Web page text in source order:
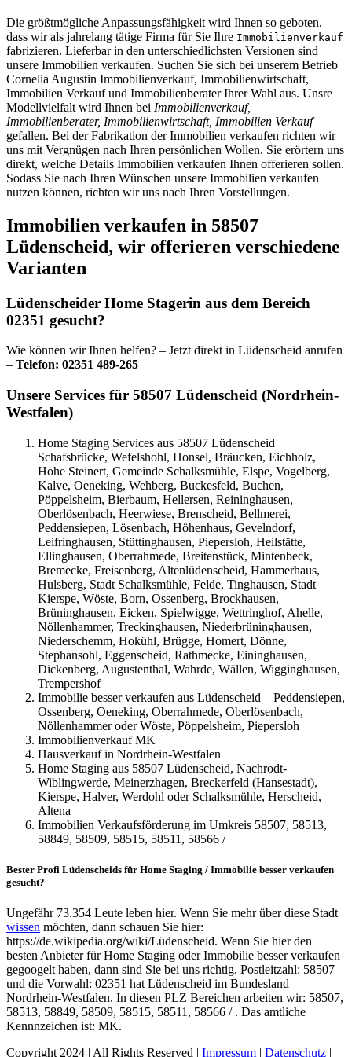
Die größtmögliche Anpassungsfähigkeit wird Ihnen so geboten,
dass wir als jahrelang tätige Firma für Sie Ihre Immobilienverkauf
fabrizieren. Lieferbar in den unterschiedlichsten Versionen sind
unsere Immobilien verkaufen. Suchen Sie sich bei unserem Betrieb
Cornelia Augustin Immobilienverkauf, Immobilienwirtschaft,
Immobilien Verkauf und Immobilienberater Ihrer Wahl aus. Unsre
Modellvielfalt wird Ihnen bei Immobilienverkauf,
Immobilienberater, Immobilienwirtschaft, Immobilien Verkauf
gefallen. Bei der Fabrikation der Immobilien verkaufen richten wir
uns mit Vergnügen nach Ihren persönlichen Wollen. Sie erörtern uns
direkt, welche Details Immobilien verkaufen Ihnen offerieren sollen.
Sodass Sie nach Ihren Wünschen unsere Immobilien verkaufen
nutzen können, richten wir uns nach Ihren Vorstellungen.
Immobilien verkaufen in 58507
Lüdenscheid, wir offerieren verschiedene
Varianten
Lüdenscheider Home Stagerin aus dem Bereich
02351 gesucht?
Wie können wir Ihnen helfen? – Jetzt direkt in Lüdenscheid anrufen
– Telefon: 02351 489-265
Unsere Services für 58507 Lüdenscheid (Nordrhein-
Westfalen)
Home Staging Services aus 58507 Lüdenscheid
Schafsbrücke, Wefelshohl, Honsel, Bräucken, Eichholz,
Hohe Steinert, Gemeinde Schalksmühle, Elspe, Vogelberg,
Kalve, Oeneking, Wehberg, Buckesfeld, Buchen,
Pöppelsheim, Bierbaum, Hellersen, Reininghausen,
Oberlösenbach, Heerwiese, Brenscheid, Bellmerei,
Peddensiepen, Lösenbach, Höhenhaus, Gevelndorf,
Leifringhausen, Stüttinghausen, Piepersloh, Heilstätte,
Ellinghausen, Oberrahmede, Breitenstück, Mintenbeck,
Bremecke, Freisenberg, Altenlüdenscheid, Hammerhaus,
Hulsberg, Stadt Schalksmühle, Felde, Tinghausen, Stadt
Kierspe, Wöste, Born, Ossenberg, Brockhausen,
Brüninghausen, Eicken, Spielwigge, Wettringhof, Ahelle,
Nöllenhammer, Treckinghausen, Niederbrüninghausen,
Niederschemm, Hokühl, Brügge, Homert, Dönne,
Stephansohl, Eggenscheid, Rathmecke, Eininghausen,
Dickenberg, Augustenthal, Wahrde, Wällen, Wigginghausen,
Trempershof
Immobilie besser verkaufen aus Lüdenscheid – Peddensiepen,
Ossenberg, Oeneking, Oberrahmede, Oberlösenbach,
Nöllenhammer oder Wöste, Pöppelsheim, Piepersloh
Immobilienverkauf MK
Hausverkauf in Nordrhein-Westfalen
Home Staging aus 58507 Lüdenscheid, Nachrodt-
Wiblingwerde, Meinerzhagen, Breckerfeld (Hansestadt),
Kierspe, Halver, Werdohl oder Schalksmühle, Herscheid,
Altena
Immobilien Verkaufsförderung im Umkreis 58507, 58513,
58849, 58509, 58515, 58511, 58566 /
Bester Profi Lüdenscheids für Home Staging / Immobilie besser verkaufen
gesucht?
Ungefähr 73.354 Leute leben hier. Wenn Sie mehr über diese Stadt
wissen möchten, dann schauen Sie hier:
https://de.wikipedia.org/wiki/Lüdenscheid. Wenn Sie hier den
besten Anbieter für Home Staging oder Immobilie besser verkaufen
gegoogelt haben, dann sind Sie bei uns richtig. Postleitzahl: 58507
und die Vorwahl: 02351 hat Lüdenscheid im Bundesland
Nordrhein-Westfalen. In diesen PLZ Bereichen arbeiten wir: 58507,
58513, 58849, 58509, 58515, 58511, 58566 / . Das amtliche
Kennnzeichen ist: MK.
Copyright 2024 | All Rights Reserved | Impressum | Datenschutz |